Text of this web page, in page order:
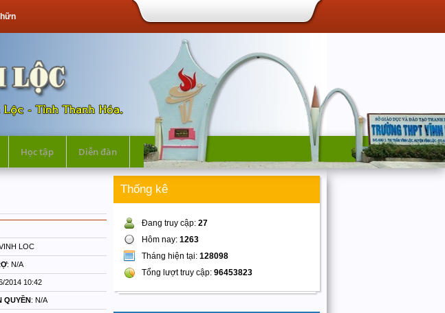
gì?
Học tập Diễn đàn
LOC
: N/A
2014 10:42
QUYỀN: N/A
Thống kê
Đang truy cập: 27
Hôm nay: 1263
Tháng hiện tại: 128098
Tổng lượt truy cập: 96453823